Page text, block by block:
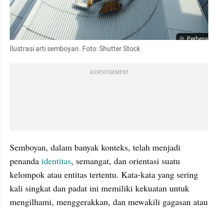
Perbesar
Ilustrasi arti semboyan. Foto: Shutter Stock
ADVERTISEMENT
Semboyan, dalam banyak konteks, telah menjadi
penanda identitas, semangat, dan orientasi suatu
kelompok atau entitas tertentu. Kata-kata yang sering
kali singkat dan padat ini memiliki kekuatan untuk
mengilhami, menggerakkan, dan mewakili gagasan atau